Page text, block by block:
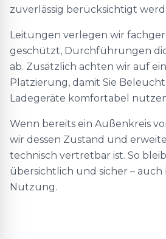
zuverlässig berücksichtigt
Leitungen verlegen wir
geschützt, Durchführungen
ab. Zusätzlich achten wir auf
Platzierung, damit Sie
Ladegeräte komfortabel
Wenn bereits ein Außenkreis
wir dessen Zustand und
technisch vertretbar ist. So
übersichtlich und sicher – auch
Nutzung.